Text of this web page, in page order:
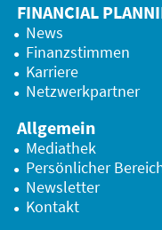
FINANCIAL
News
Finanzstimmen
Karriere
Netzwerkpartner
Allgemein
Mediathek
Persönlicher
Newsletter
Kontakt